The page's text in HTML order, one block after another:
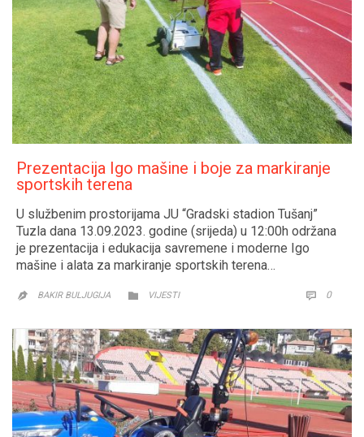
Prezentacija Igo mašine i boje za markiranje
sportskih terena
U službenim prostorijama JU “Gradski stadion Tušanj”
Tuzla dana 13.09.2023. godine (srijeda) u 12:00h održana
je prezentacija i edukacija savremene i moderne Igo
mašine i alata za markiranje sportskih terena…
 BAKIR BULJUGIJA  CATEGORY
VIJESTI  0